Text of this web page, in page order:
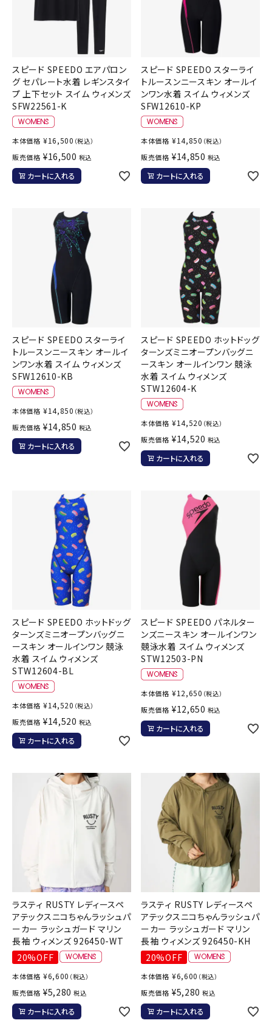
スピード SPEEDO エアパロン
グ セパレート水着 レギンスタイ
プ 上下セット スイム ウィメンズ
SFW22561-K
本体価格 ¥16,500 （税込）
販売価格 ¥16,500 税込
カートに入れる
スピード SPEEDO スターライ
トルースンニースキン オールイ
ンワン水着 スイム ウィメンズ
SFW12610-KP
本体価格 ¥14,850 （税込）
販売価格 ¥14,850 税込
カートに入れる
スピード SPEEDO スターライ
トルースンニースキン オールイ
ンワン水着 スイム ウィメンズ
SFW12610-KB
本体価格 ¥14,850 （税込）
販売価格 ¥14,850 税込
カートに入れる
スピード SPEEDO ホットドッグ
ターンズミニオープンバッグニ
ースキン オールインワン 競泳
水着 スイム ウィメンズ
STW12604-K
本体価格 ¥14,520 （税込）
販売価格 ¥14,520 税込
カートに入れる
スピード SPEEDO ホットドッグ
ターンズミニオープンバッグニ
ースキン オールインワン 競泳
水着 スイム ウィメンズ
STW12604-BL
本体価格 ¥14,520 （税込）
販売価格 ¥14,520 税込
カートに入れる
スピード SPEEDO パネルター
ンズニースキン オールインワン
競泳水着 スイム ウィメンズ
STW12503-PN
本体価格 ¥12,650 （税込）
販売価格 ¥12,650 税込
カートに入れる
ラスティ RUSTY レディースペ
アテックスニコちゃんラッシュパ
ーカー ラッシュガード マリン
長袖 ウィメンズ 926450-WT
20%OFF
本体価格 ¥6,600 （税込）
販売価格 ¥5,280 税込
カートに入れる
ラスティ RUSTY レディースペ
アテックスニコちゃんラッシュパ
ーカー ラッシュガード マリン
長袖 ウィメンズ 926450-KH
20%OFF
本体価格 ¥6,600 （税込）
販売価格 ¥5,280 税込
カートに入れる